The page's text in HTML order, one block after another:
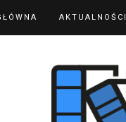
AKTUALNOŚCI